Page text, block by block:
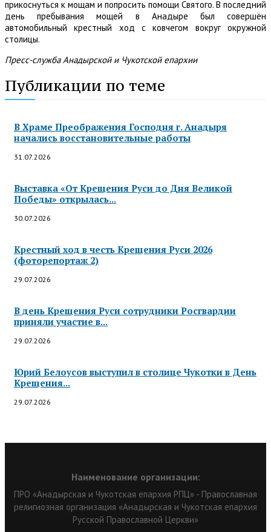
прикоснуться к мощам и попросить помощи Святого. В последний
день пребывания мощей в Анадыре был совершён
автомобильный крестный ход с ковчегом вокруг окружной
столицы.
Пресс-служба Анадырской и Чукотской епархии
Публикации по теме
В Храме Преображения Господня г. Анадыря
начались восстановительные работы
31.07.2026
Выставка «От Крещения Руси до Дня Великой
Победы» открылась...
30.07.2026
Крестный ход в честь Крещения Руси 2026
(фоторепортаж 2)
29.07.2026
В день Крещения Руси сотрудники Росгвардии
приняли участие в...
29.07.2026
Юрий Белоусов выступил в столице Чукотки в День
Крещения...
29.07.2026
Наименование организации:
ПРО «Анадырская и Чукотская епархия РПЦ» - Православная
религиозная организация «Анадырская и Чукотская епархия
Русской Православной Церкви»